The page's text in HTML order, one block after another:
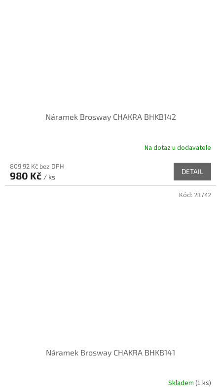
Náramek Brosway CHAKRA BHKB142
Na dotaz u dodavatele
809,92 Kč bez DPH
980 Kč / ks
DETAIL
Náramek Brosway CHAKRA BHKB141
Skladem (1 ks)
Kód: 23742